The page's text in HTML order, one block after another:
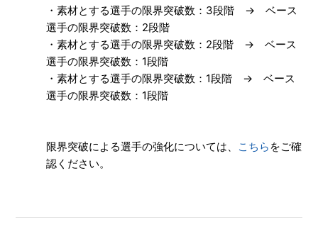
もっと見る
・素材とする選手の限界突破数：3段階 → ベース
選手の限界突破数：2段階
・素材とする選手の限界突破数：2段階 → ベース
選手の限界突破数：1段階
・素材とする選手の限界突破数：1段階 → ベース
選手の限界突破数：1段階
限界突破による選手の強化については、 こちら をご確
認ください。